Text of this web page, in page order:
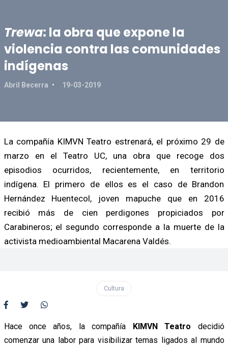
Trewa: la obra que expone la
violencia contra las comunidades
indígenas
Abril Becerra 19-03-2019
La compañía KIMVN Teatro estrenará, el próximo 29 de
marzo en el Teatro UC, una obra que recoge dos
episodios ocurridos, recientemente, en territorio
indígena. El primero de ellos es el caso de Brandon
Hernández Huentecol, joven mapuche que en 2016
recibió más de cien perdigones propiciados por
Carabineros; el segundo corresponde a la muerte de la
activista medioambiental Macarena Valdés.
Cultura
Hace once años, la compañía KIMVN Teatro decidió
comenzar una labor para visibilizar temas ligados al mundo